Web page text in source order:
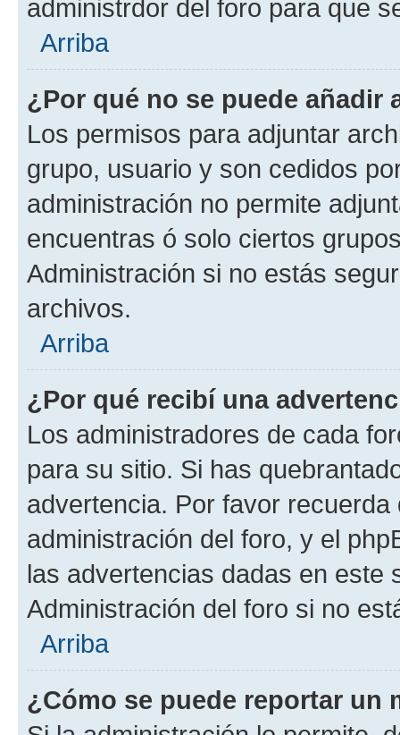
administrdor del foro para que
Arriba
¿Por qué no se puede añadir
Los permisos para adjuntar
grupo, usuario y son cedidos
administración no permite
encuentras ó solo ciertos
Administración si no estás
archivos.
Arriba
¿Por qué recibí una
Los administradores de cada
para su sitio. Si has
advertencia. Por favor
administración del foro, y el
las advertencias dadas en este
Administración del foro si no
Arriba
¿Cómo se puede reportar un